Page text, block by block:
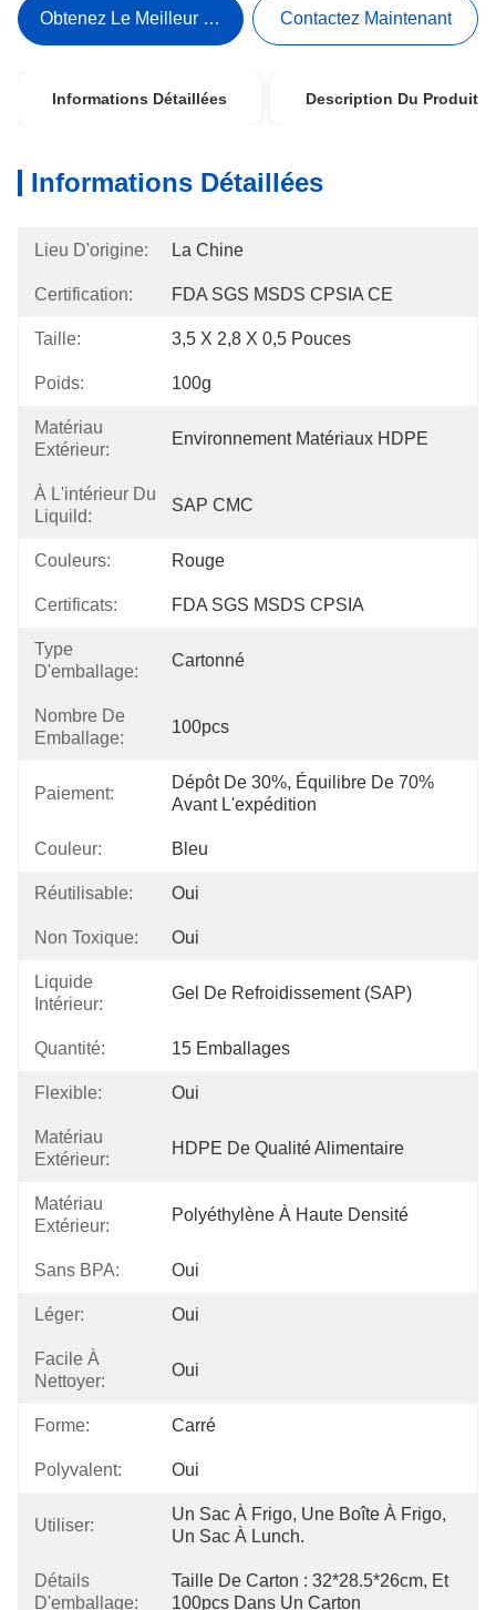
Obtenez Le Meilleur Prix Contactez Maintenant
Informations Détaillées Description Du Produit
Informations Détaillées
Lieu D'origine: La Chine
Certification: FDA SGS MSDS CPSIA CE
Taille: 3,5 X 2,8 X 0,5 Pouces
Poids: 100g
Matériau
Extérieur:
Environnement Matériaux HDPE
À L'intérieur Du
Liquild:
SAP CMC
Couleurs: Rouge
Certificats: FDA SGS MSDS CPSIA
Type
D'emballage:
Cartonné
Nombre De
Emballage:
100pcs
Paiement:
Dépôt De 30%, Équilibre De 70%
Avant L'expédition
Couleur: Bleu
Réutilisable: Oui
Non Toxique: Oui
Liquide
Intérieur:
Gel De Refroidissement (SAP)
Quantité: 15 Emballages
Flexible: Oui
Matériau
Extérieur:
HDPE De Qualité Alimentaire
Matériau
Extérieur:
Polyéthylène À Haute Densité
Sans BPA: Oui
Léger: Oui
Facile À
Nettoyer:
Oui
Forme: Carré
Polyvalent: Oui
Utiliser:
Un Sac À Frigo, Une Boîte À Frigo,
Un Sac À Lunch.
Détails
D'emballage:
Taille De Carton : 32*28.5*26cm, Et
100pcs Dans Un Carton